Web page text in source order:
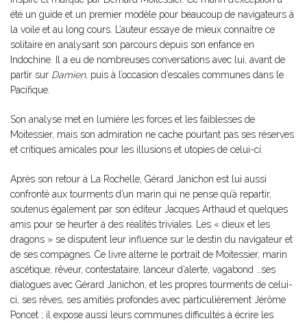
été un guide et un premier modèle pour beaucoup de navigateurs à
la voile et au long cours. L’auteur essaye de mieux connaitre ce
solitaire en analysant son parcours depuis son enfance en
Indochine. Il a eu de nombreuses conversations avec lui, avant de
partir sur Damien, puis à l’occasion d’escales communes dans le
Pacifique.
Son analyse met en lumière les forces et les faiblesses de
Moitessier, mais son admiration ne cache pourtant pas ses réserves
et critiques amicales pour les illusions et utopies de celui-ci.
Après son retour à La Rochelle, Gérard Janichon est lui aussi
confronté aux tourments d’un marin qui ne pense qu’à repartir,
soutenus également par son éditeur Jacques Arthaud et quelques
amis pour se heurter à des réalités triviales. Les « dieux et les
dragons » se disputent leur influence sur le destin du navigateur et
de ses compagnes. Ce livre alterne le portrait de Moitessier, marin
ascétique, rêveur, contestataire, lanceur d’alerte, vagabond …ses
dialogues avec Gérard Janichon, et les propres tourments de celui-
ci, ses rêves, ses amitiés profondes avec particulièrement Jérôme
Poncet ; il expose aussi leurs communes difficultés à écrire les